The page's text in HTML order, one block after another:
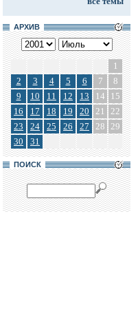
АРХИВ
1
2
3 4 5 6 7
8
9
10 11 12 13 14
15
16
17 18 19 20 21
22
23
24 25 26 27 28 29
30
31
ПОИСК